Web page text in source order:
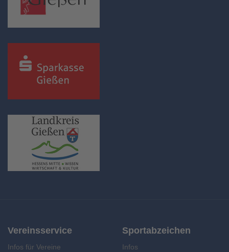
Vereinsservice
Infos für Vereine
Sportabzeichen
Infos